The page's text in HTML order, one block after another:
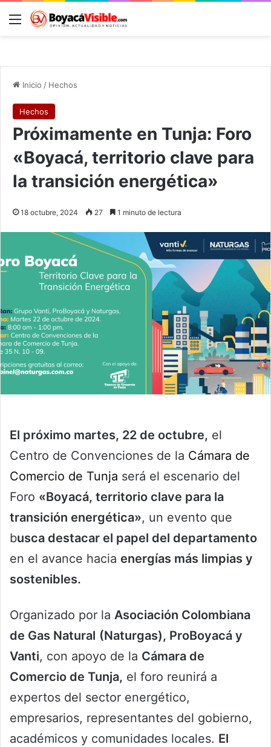
Menú
Inicio / Hechos
Hechos
Próximamente en Tunja: Foro
«Boyacá, territorio clave para
la transición energética»
18 octubre, 2024 27 1 minuto de lectura
El próximo martes, 22 de octubre, el
Centro de Convenciones de la Cámara de
Comercio de Tunja será el escenario del
Foro «Boyacá, territorio clave para la
transición energética», un evento que
busca destacar el papel del departamento
en el avance hacia energías más limpias y
sostenibles.
Organizado por la Asociación Colombiana
de Gas Natural (Naturgas), ProBoyacá y
Vanti, con apoyo de la Cámara de
Comercio de Tunja, el foro reunirá a
expertos del sector energético,
empresarios, representantes del gobierno,
académicos y comunidades locales. El